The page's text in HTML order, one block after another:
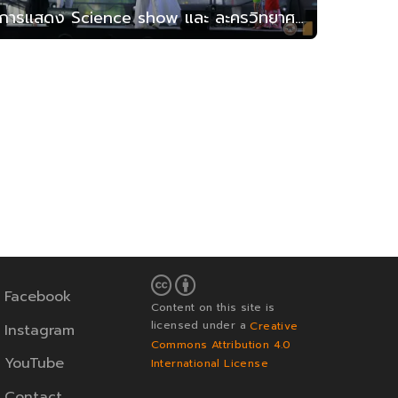
การแสดง Science show และ ละครวิทยาศาสตร์ วันที่ 2 สิงหาคม
Facebook
Instagram
YouTube
Content on this site is
licensed under aCreative
Commons Attribution 4.0
International License